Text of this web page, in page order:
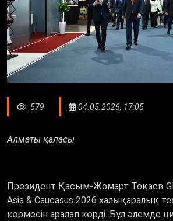
579 04.05.2026, 17:05
Алматы қаласы
Президент Қасым-Жомарт Тоқаев
Asia & Caucasus 2026 халықаралық
көрмесін аралап көрді. Бұл әлемде